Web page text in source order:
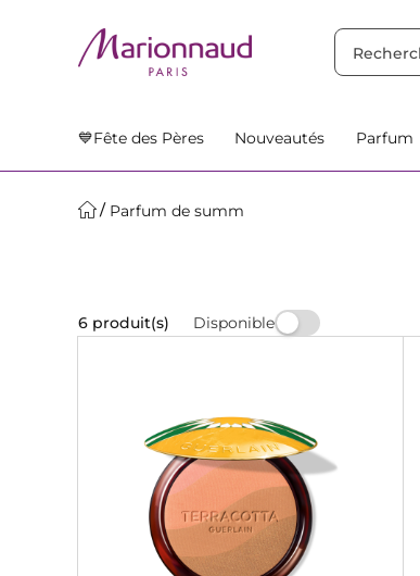
💙Fête des Pères Nouveautés Parfum
Parfum de summ
6 produit(s) Disponible